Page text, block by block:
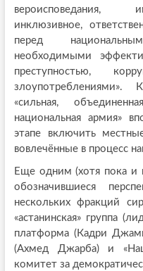
вероисповедания,
инклюзивное,
перед
необходимыми
преступностью,
злоупотреблениями».
«сильная,
национальная армия»
этапе включить
вовлечённые в процесс
Еще одним (хотя пока и
обозначившиеся
нескольких фракций
«астанинская» группа
платформа (Кадри
(Ахмед Джарба) и
комитет за